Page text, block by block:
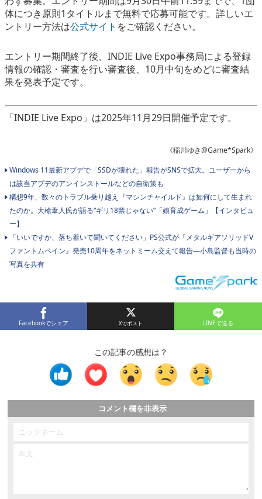
体につき原則1タイトルまで無料で応募可能です。詳しいエ
ントリー方法は公式サイト をご確認ください。
エントリー期間終了後、INDIE Live Expo事務局による登録
情報の確認・審査を行い審査後、10月中旬をめどに審査結
果を発表予定です。
「INDIE Live Expo」は2025年11月29日開催予定です。
《稲川ゆき@Game*Spark》
Windows 11最新アプデで「SSDが壊れた」報告がSNSで拡大。ユーザーから
は該当アプデのアンインストールなどの自衛策も
構想9年、数々のトラブル乗り越え『マシンチャイルド』は如何にして生まれ
たのか。大槍葦人氏が語る“ギリ18禁じゃない”「娘育成ゲーム」【インタビュ
ー】
「いいですか、落ち着いて聞いてください」PS公式が『メタルギアソリッドV
ファントムペイン』発売10周年をネットミーム交えて報告―小島監督も当時の
写真を共有
Facebookでシェア LINEで送る
この記事の感想は？
コメント欄を非表示